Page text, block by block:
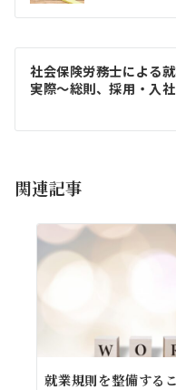
ナ
ビ
ゲ
ー
シ
ン
社会保険労務士による
実際～総則、採用・入
関連記事
就業規則を整備する